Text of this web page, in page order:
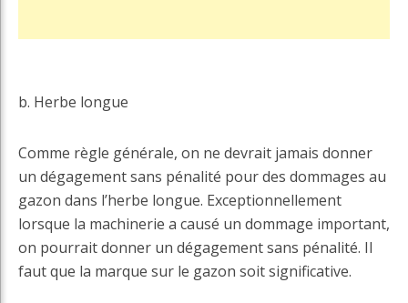
b. Herbe longue
Comme règle générale, on ne devrait jamais donner
un dégagement sans pénalité pour des dommages au
gazon dans l’herbe longue. Exceptionnellement
lorsque la machinerie a causé un dommage important,
on pourrait donner un dégagement sans pénalité. Il
faut que la marque sur le gazon soit significative.